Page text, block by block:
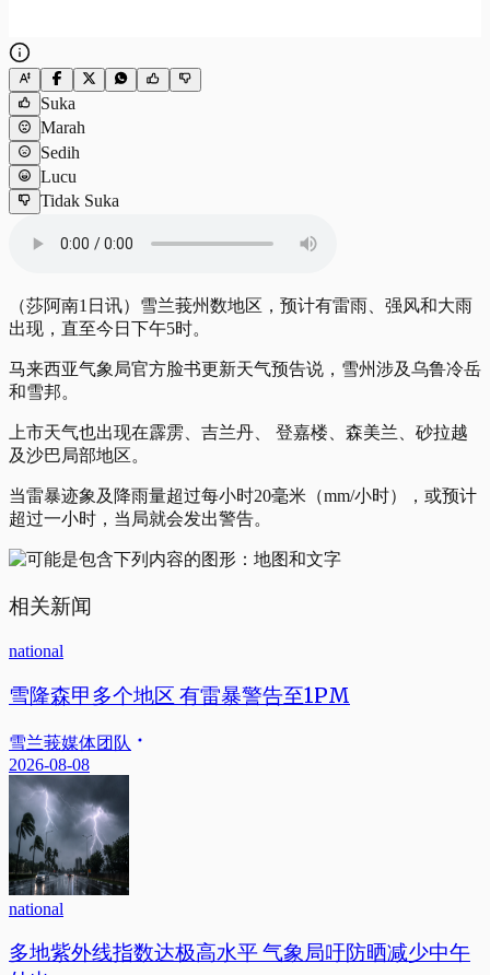
Suka
Marah
Sedih
Lucu
Tidak Suka
（莎阿南1日讯）雪兰莪州数地区，预计有雷雨、强风和大雨
出现，直至今日下午5时。
马来西亚气象局官方脸书更新天气预告说，雪州涉及乌鲁冷岳
和雪邦。
上市天气也出现在霹雳、吉兰丹、 登嘉楼、森美兰、砂拉越
及沙巴局部地区。
当雷暴迹象及降雨量超过每小时20毫米（mm/小时），或预计
超过一小时，当局就会发出警告。
相关新闻
national
雪隆森甲多个地区 有雷暴警告至1PM
雪兰莪媒体团队
2026-08-08
national
多地紫外线指数达极高水平 气象局吁防晒减少中午